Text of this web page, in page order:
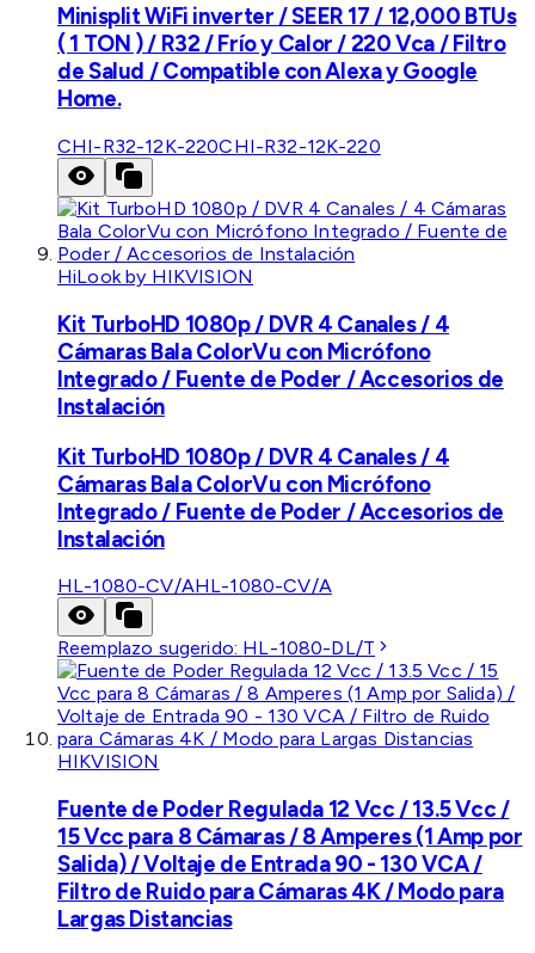
Minisplit WiFi inverter / SEER 17 / 12,000 BTUs
( 1 TON ) / R32 / Frío y Calor / 220 Vca / Filtro
de Salud / Compatible con Alexa y Google
Home.
CHI-R32-12K-220CHI-R32-12K-220
HiLook by HIKVISION
Kit TurboHD 1080p / DVR 4 Canales / 4
Cámaras Bala ColorVu con Micrófono
Integrado / Fuente de Poder / Accesorios de
Instalación
Kit TurboHD 1080p / DVR 4 Canales / 4
Cámaras Bala ColorVu con Micrófono
Integrado / Fuente de Poder / Accesorios de
Instalación
HL-1080-CV/AHL-1080-CV/A
Reemplazo sugerido: HL-1080-DL/T
HIKVISION
Fuente de Poder Regulada 12 Vcc / 13.5 Vcc /
15 Vcc para 8 Cámaras / 8 Amperes (1 Amp por
Salida) / Voltaje de Entrada 90 - 130 VCA /
Filtro de Ruido para Cámaras 4K / Modo para
Largas Distancias